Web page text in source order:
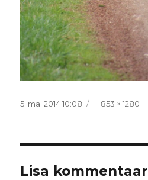
Postitatud
5. mai 2014 10:08 Täissuurus
853 × 1280
Lisa kommentaar